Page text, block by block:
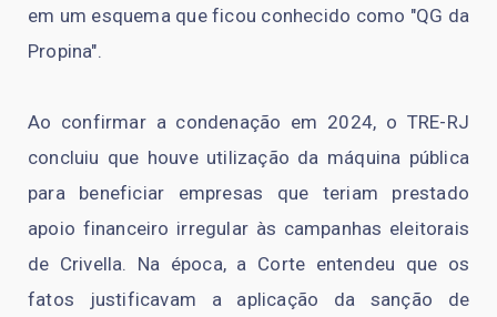
em um esquema que ficou conhecido como "QG da
Propina".
Ao confirmar a condenação em 2024, o TRE-RJ
concluiu que houve utilização da máquina pública
para beneficiar empresas que teriam prestado
apoio financeiro irregular às campanhas eleitorais
de Crivella. Na época, a Corte entendeu que os
fatos justificavam a aplicação da sanção de